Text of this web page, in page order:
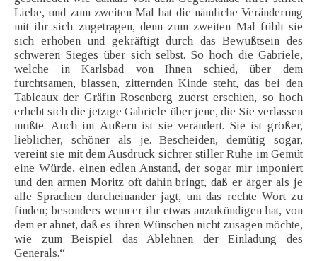
Liebe, und zum zweiten Mal hat die nämliche Veränderung
mit ihr sich zugetragen, denn zum zweiten Mal fühlt sie
sich erhoben und gekräftigt durch das Bewußtsein des
schweren Sieges über sich selbst. So hoch die Gabriele,
welche in Karlsbad von Ihnen schied, über dem
furchtsamen, blassen, zitternden Kinde steht, das bei den
Tableaux der Gräfin Rosenberg zuerst erschien, so hoch
erhebt sich die jetzige Gabriele über jene, die Sie verlassen
mußte. Auch im Äußern ist sie verändert. Sie ist größer,
lieblicher, schöner als je. Bescheiden, demütig sogar,
vereint sie mit dem Ausdruck sichrer stiller Ruhe im Gemüt
eine Würde, einen edlen Anstand, der sogar mir imponiert
und den armen Moritz oft dahin bringt, daß er ärger als je
alle Sprachen durcheinander jagt, um das rechte Wort zu
finden; besonders wenn er ihr etwas anzukündigen hat, von
dem er ahnet, daß es ihren Wünschen nicht zusagen möchte,
wie zum Beispiel das Ablehnen der Einladung des
Generals.“